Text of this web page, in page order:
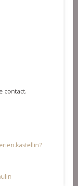
contact.